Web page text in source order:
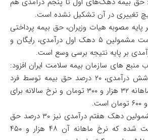
تغییری در آن تشکیل نشده است.
پایه مصوبه هیات وزیران، حق بیمه پرداختی
برای پوشش بیمه سلامت مشمولین ۵ دهک اول درآمدی، رایگان و
بر پایه نتیجه برسی وسع است.
منبع های سازمان بیمه سلامت ایران افزود:
برای مشمولین دهک شش درآمدی، ۲۰ درصد حق بیمه توسط فرد
پرداخت شده که نرخ ماهانه ۳۲ هزار و ۳۰۰ تومان و نرخ سالانه برای
او تصریح کرد: برای مشمولین دهک هفتم درآمدی نیز ۳۰ درصد حق
بیمه توسط فرد پرداخت شده که نرخ ماهانه آن ۴۸ هزار و ۴۵۰